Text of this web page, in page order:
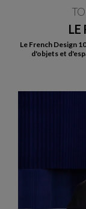
LE
Le French Design
d'objets et